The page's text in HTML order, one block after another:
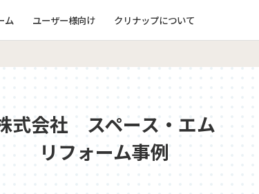
ム ユーザー様向け クリナップについて
式会社 スペース・エム
リフォーム事例